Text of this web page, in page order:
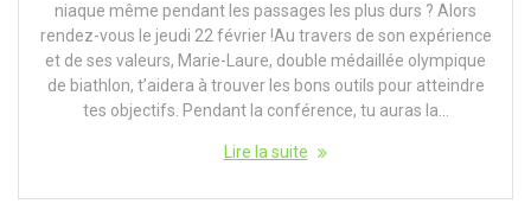
niaque même pendant les passages les plus durs ? Alors
rendez-vous le jeudi 22 février !Au travers de son expérience
et de ses valeurs, Marie-Laure, double médaillée olympique
de biathlon, t’aidera à trouver les bons outils pour atteindre
tes objectifs. Pendant la conférence, tu auras la…
Lire la suite